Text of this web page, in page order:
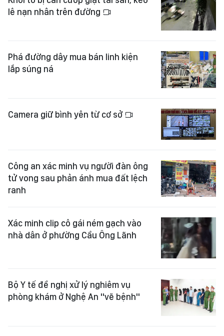
lê nạn nhân trên đường
Phá đường dây mua bán linh kiện
lắp súng ná
Camera giữ bình yên từ cơ sở
Công an xác minh vụ người đàn ông
tử vong sau phản ánh mua đất lệch
ranh
Xác minh clip cô gái ném gạch vào
nhà dân ở phường Cầu Ông Lãnh
Bộ Y tế đề nghị xử lý nghiêm vụ
phòng khám ở Nghệ An "vẽ bệnh"